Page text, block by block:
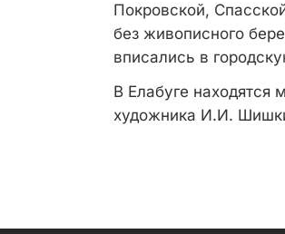
Покровской,
без живописного
вписались в
В Елабуге
художника И.И.